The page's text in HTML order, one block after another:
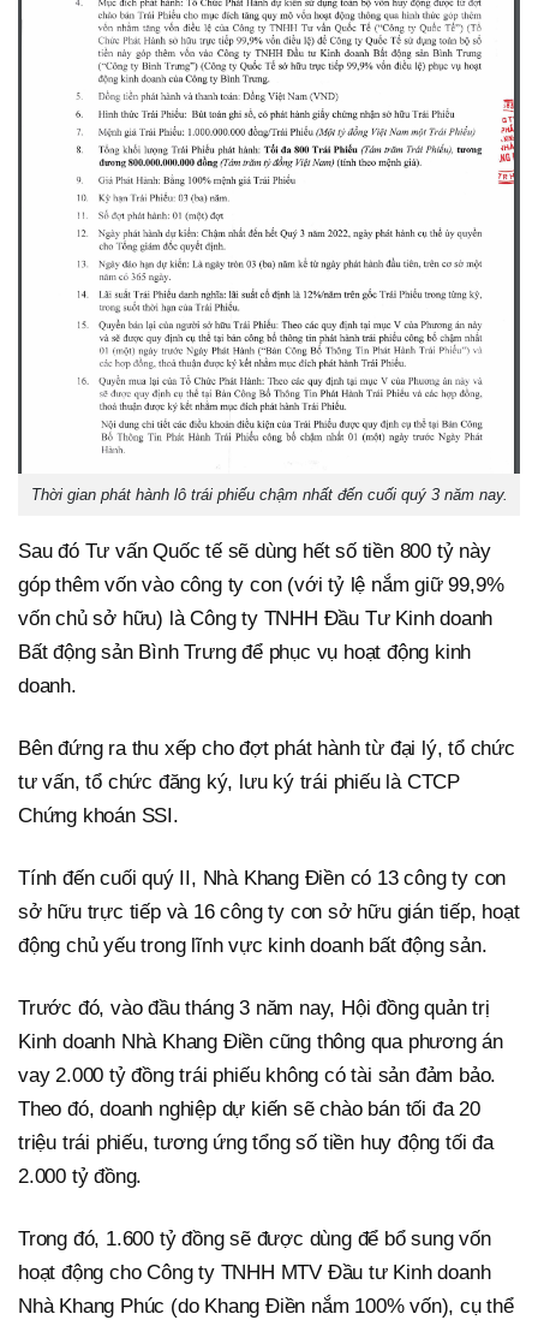
Thời gian phát hành lô trái phiếu chậm nhất đến cuối quý 3 năm nay.
Sau đó Tư vấn Quốc tế sẽ dùng hết số tiền 800 tỷ này
góp thêm vốn vào công ty con (với tỷ lệ nắm giữ 99,9%
vốn chủ sở hữu) là Công ty TNHH Đầu Tư Kinh doanh
Bất động sản Bình Trưng để phục vụ hoạt động kinh
doanh.
Bên đứng ra thu xếp cho đợt phát hành từ đại lý, tổ chức
tư vấn, tổ chức đăng ký, lưu ký trái phiếu là CTCP
Chứng khoán SSI.
Tính đến cuối quý II, Nhà Khang Điền có 13 công ty con
sở hữu trực tiếp và 16 công ty con sở hữu gián tiếp, hoạt
động chủ yếu trong lĩnh vực kinh doanh bất động sản.
Trước đó, vào đầu tháng 3 năm nay, Hội đồng quản trị
Kinh doanh Nhà Khang Điền cũng thông qua phương án
vay 2.000 tỷ đồng trái phiếu không có tài sản đảm bảo.
Theo đó, doanh nghiệp dự kiến sẽ chào bán tối đa 20
triệu trái phiếu, tương ứng tổng số tiền huy động tối đa
2.000 tỷ đồng.
Trong đó, 1.600 tỷ đồng sẽ được dùng để bổ sung vốn
hoạt động cho Công ty TNHH MTV Đầu tư Kinh doanh
Nhà Khang Phúc (do Khang Điền nắm 100% vốn), cụ thể